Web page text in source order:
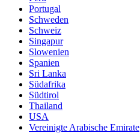
Portugal
Schweden
Schweiz
Singapur
Slowenien
Spanien
Sri Lanka
Südafrika
Südtirol
Thailand
USA
Vereinigte Arabische Emirate